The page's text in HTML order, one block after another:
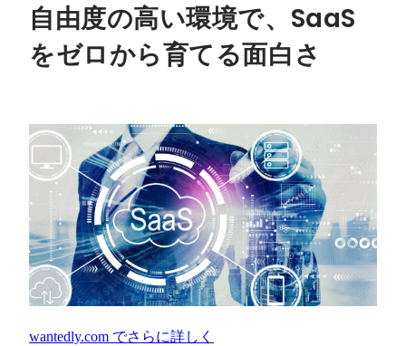
自由度の高い環境で、SaaS
をゼロから育てる面白さ
wantedly.com でさらに詳しく